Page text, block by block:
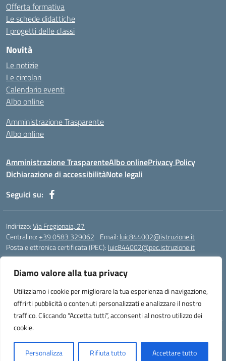
Diamo valore alla tua privacy
Utilizziamo i cookie per migliorare la tua esperienza di navigazione,
offrirti pubblicità o contenuti personalizzati e analizzare il nostro
traffico. Cliccando “Accetta tutti”, acconsenti al nostro utilizzo dei
cookie.
Personalizza Rifiuta tutto Accettare tutto
Offerta formativa
Le schede didattiche
I progetti delle classi
Novità
Le notizie
Le circolari
Calendario eventi
Albo online
Amministrazione Trasparente
Albo online
Amministrazione TrasparenteAlbo onlinePrivacy Policy
Dichiarazione di accessibilitàNote legali
Seguici su:
Indirizzo:Via Fregionaia, 27
Centralino:+39 0583 329062 Email: luic844002@istruzione.it
Posta elettronica certificata (PEC): luic844002@pec.istruzione.it
Codice meccanografico:luic844002
Codice Indice delle Pubbliche Amministrazioni (IPA): istsc_luic844002
Codice unico di fatturazione (CUF): UF76KO